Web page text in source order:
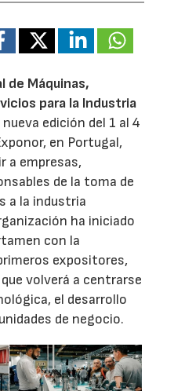
de Máquinas,
para la Industria
edición del 1 al 4
en Portugal,
a empresas,
de la toma de
a la industria
ha iniciado
con la
expositores,
volverá a centrarse
el desarrollo
de negocio.